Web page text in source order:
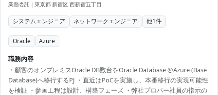
業務委託 | 東京都 新宿区 西新宿五丁目
システムエンジニア ネットワークエンジニア 他1件
Oracle Azure
職務内容
・顧客のオンプレミスOracle DB数台をOracle Database @Azure (Base
Database)へ移行するPJ ・直近はPoCを実施し、本番移行の実現可能性
を検証 ・参画工程は設計、構築フェーズ ・弊社プロパー社員の指示の